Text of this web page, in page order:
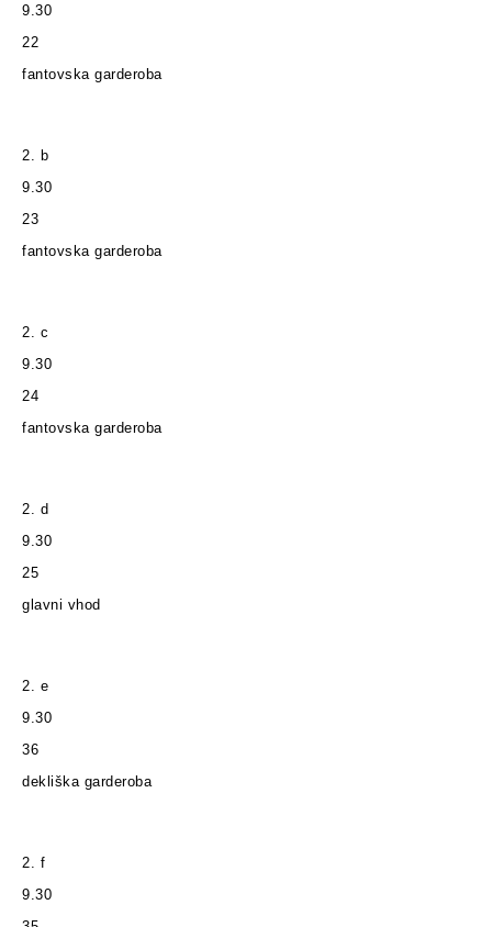
9.30
22
fantovska garderoba
2. b
9.30
23
fantovska garderoba
2. c
9.30
24
fantovska garderoba
2. d
9.30
25
glavni vhod
2. e
9.30
36
dekliška garderoba
2. f
9.30